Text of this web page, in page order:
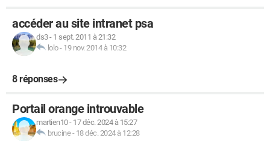
accéder au site intranet psa
ds3- 1 sept. 2011 à 21:32
lolo- 19 nov. 2014 à 10:32
8 réponses
Portail orange introuvable
martien10- 17 déc. 2024 à 15:27
brucine- 18 déc. 2024 à 12:28